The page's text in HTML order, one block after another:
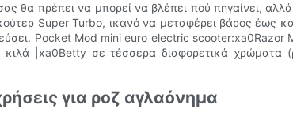
θα πρέπει να μπορεί να βλέπει πού πηγαίνει,
Super Turbo, ικανό να μεταφέρει βάρος έως
Pocket Mod mini euro electric scooter:xa0Razor
|xa0Betty σε τέσσερα διαφορετικά χρώματα
για ροζ αγλαόνημα